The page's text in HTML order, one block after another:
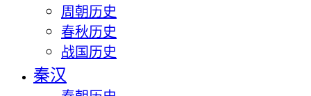
周朝历史
春秋历史
战国历史
秦汉